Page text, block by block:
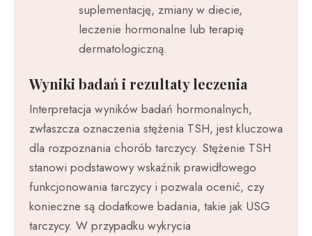
suplementację, zmiany w diecie,
leczenie hormonalne lub terapię
dermatologiczną.
Wyniki badań i rezultaty leczenia
Interpretacja wyników badań hormonalnych,
zwłaszcza oznaczenia stężenia TSH, jest kluczowa
dla rozpoznania chorób tarczycy. Stężenie TSH
stanowi podstawowy wskaźnik prawidłowego
funkcjonowania tarczycy i pozwala ocenić, czy
konieczne są dodatkowe badania, takie jak USG
tarczycy. W przypadku wykrycia